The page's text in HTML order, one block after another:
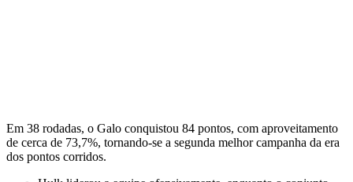
Em 38 rodadas, o Galo conquistou 84 pontos, com aproveitamento
de cerca de 73,7%, tornando-se a segunda melhor campanha da era
dos pontos corridos.